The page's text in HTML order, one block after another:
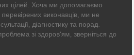
цілей. Хоча ми допомагаємо
виконавців, ми не
діагностику та порад.
зі здоров'ям, зверніться до